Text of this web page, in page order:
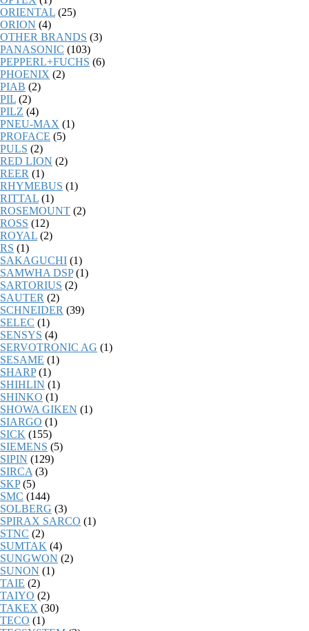
ORIENTAL (25)
ORION (4)
OTHER BRANDS (3)
PANASONIC (103)
PEPPERL+FUCHS (6)
PHOENIX (2)
PIAB (2)
PIL (2)
PILZ (4)
PNEU-MAX (1)
PROFACE (5)
PULS (2)
RED LION (2)
REER (1)
RHYMEBUS (1)
RITTAL (1)
ROSEMOUNT (2)
ROSS (12)
ROYAL (2)
RS (1)
SAKAGUCHI (1)
SAMWHA DSP (1)
SARTORIUS (2)
SAUTER (2)
SCHNEIDER (39)
SELEC (1)
SENSYS (4)
SERVOTRONIC AG (1)
SESAME (1)
SHARP (1)
SHIHLIN (1)
SHINKO (1)
SHOWA GIKEN (1)
SIARGO (1)
SICK (155)
SIEMENS (5)
SIPIN (129)
SIRCA (3)
SKP (5)
SMC (144)
SOLBERG (3)
SPIRAX SARCO (1)
STNC (2)
SUMTAK (4)
SUNGWON (2)
SUNON (1)
TAIE (2)
TAIYO (2)
TAKEX (30)
TECO (1)